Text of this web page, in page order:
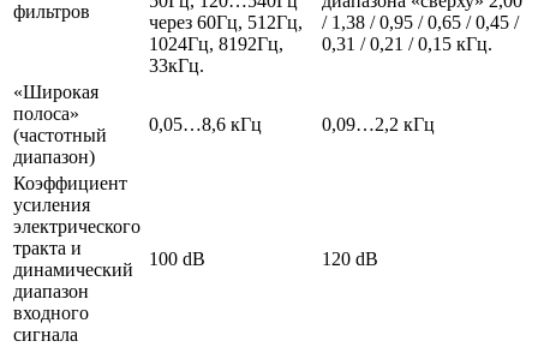
фильтров
через 60Гц, 512Гц,
1024Гц, 8192Гц,
33кГц.
/ 1,38 / 0,95 / 0,65 / 0,45 /
0,31 / 0,21 / 0,15 кГц.
«Широкая
полоса»
(частотный
диапазон)
0,05…8,6 кГц 0,09…2,2 кГц
Коэффициент
усиления
электрического
тракта и
динамический
диапазон
входного
сигнала
100 dB 120 dB